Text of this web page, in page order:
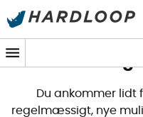
Dette
Du ankommer lidt
regelmæssigt, nye